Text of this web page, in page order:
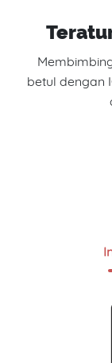
betul dengan